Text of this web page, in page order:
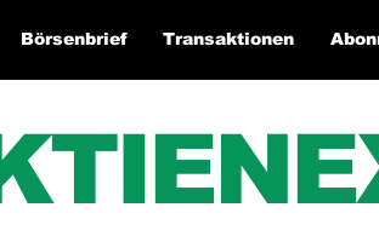
Börsenbrief Transaktionen